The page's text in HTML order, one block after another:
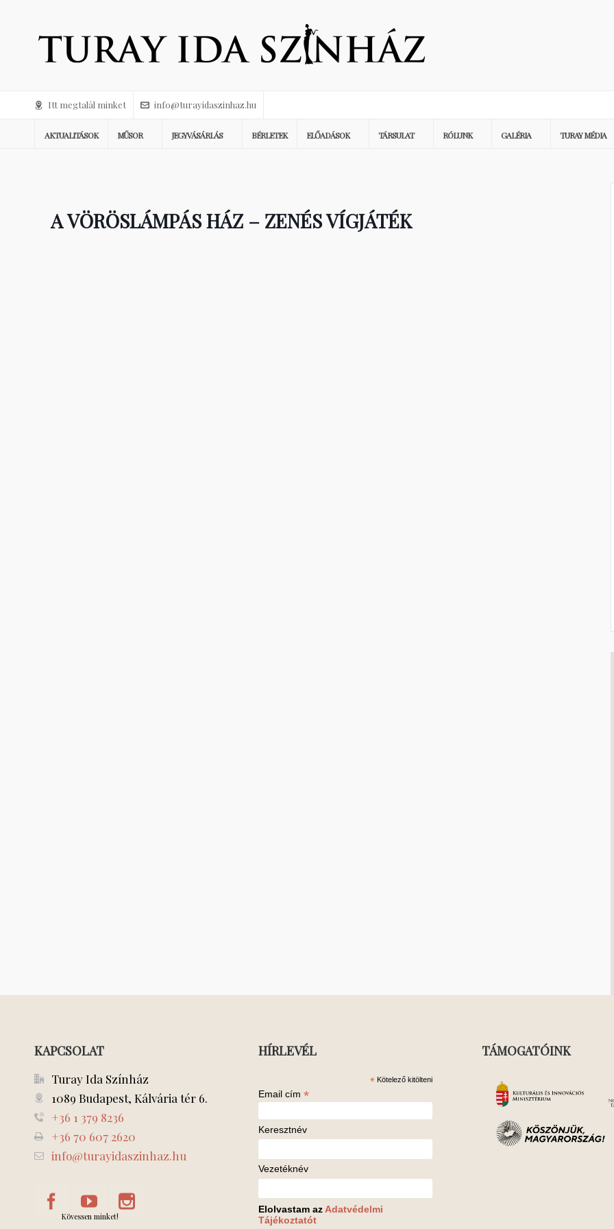
Itt megtalál minket info@turayidaszinhaz.hu
AKTUALITÁSOK MŰSOR JEGYVÁSÁRLÁS BÉRLETEK ELŐADÁSOK TÁRSULAT RÓLUNK GALÉRIA TURAY MÉDIA
A VÖRÖSLÁMPÁS HÁZ – ZENÉS VÍGJÁTÉK
KAPCSOLAT
Turay Ida Színház
1089 Budapest, Kálvária tér 6.
+36 1 379 8236
+36 70 607 2620
info@turayidaszinhaz.hu
Kövessen minket!
HÍRLEVÉL
* Kötelező kitölteni
Email cím *
Keresztnév
Vezetéknév
Elolvastam azAdatvédelmi
Tájékoztatót
TÁMOGATÓINK